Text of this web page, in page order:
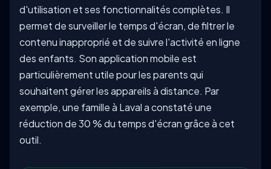
d'utilisation et ses fonctionnalités complètes. Il
permet de surveiller le temps d'écran, de filtrer le
contenu inapproprié et de suivre l'activité en ligne
des enfants. Son application mobile est
particulièrement utile pour les parents qui
souhaitent gérer les appareils à distance. Par
exemple, une famille à Laval a constaté une
réduction de 30 % du temps d'écran grâce à cet
outil.